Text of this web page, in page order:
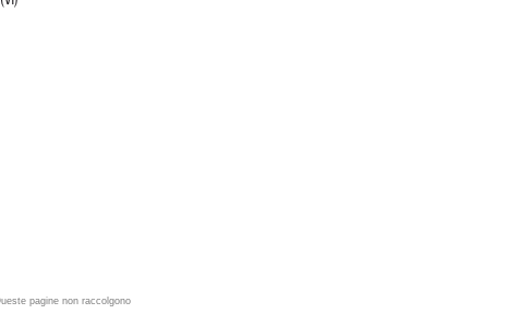
pagine non raccolgono